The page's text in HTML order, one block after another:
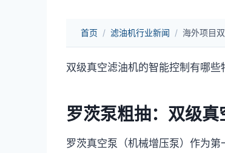
首页 / 滤油机行业新闻 / 海外项目
双级真空滤油机的智能控制有哪些
罗茨泵粗抽：双级真
罗茨真空泵（机械增压泵）作为